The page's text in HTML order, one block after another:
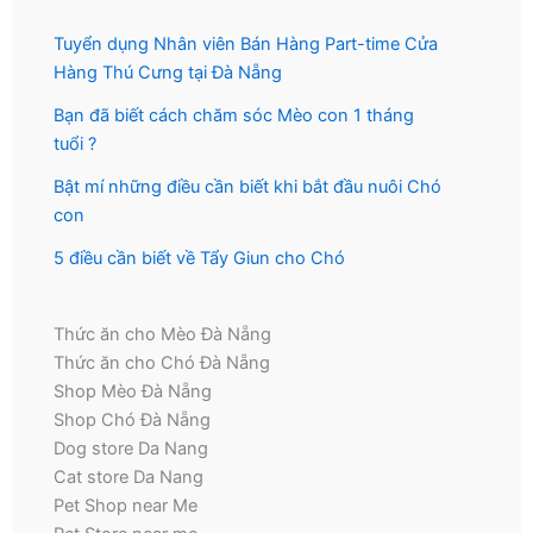
Tuyển dụng Nhân viên Bán Hàng Part-time Cửa
Hàng Thú Cưng tại Đà Nẵng
Bạn đã biết cách chăm sóc Mèo con 1 tháng
tuổi ?
Bật mí những điều cần biết khi bắt đầu nuôi Chó
con
5 điều cần biết về Tẩy Giun cho Chó
Thức ăn cho Mèo Đà Nẵng
Thức ăn cho Chó Đà Nẵng
Shop Mèo Đà Nẵng
Shop Chó Đà Nẵng
Dog store Da Nang
Cat store Da Nang
Pet Shop near Me